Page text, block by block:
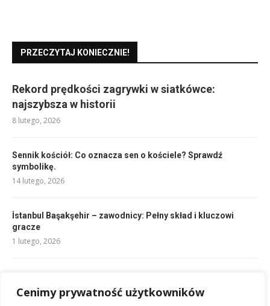
Cenimy prywatność użytkowników
PRZECZYTAJ KONIECZNIE!
Rekord prędkości zagrywki w siatkówce:
najszybsza w historii
8 lutego, 2026
Sennik kościół: Co oznacza sen o kościele? Sprawdź
symbolikę.
14 lutego, 2026
İstanbul Başakşehir – zawodnicy: Pełny skład i kluczowi
gracze
1 lutego, 2026
1 lutego, 2026